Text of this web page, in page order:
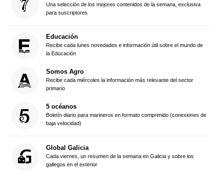
Una selección de los mejores contenidos de la semana, exclusiva
para suscriptores
Educación
Recibe cada lunes novedades e información útil sobre el mundo de
la Educación
Somos Agro
Recibe cada miércoles la información más relevante del sector
primario
5 océanos
Boletín diario para marineros en formato comprimido (conexiones de
baja velocidad)
Global Galicia
Cada viernes, un resumen de la semana en Galicia y sobre los
gallegos en el exterior